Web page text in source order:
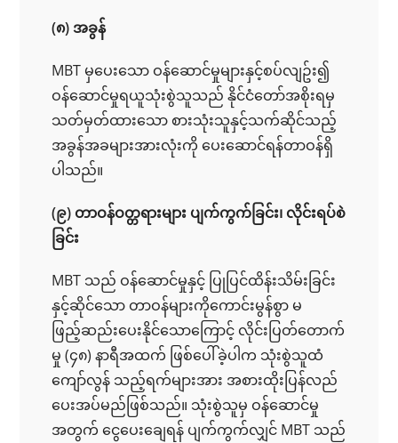
(၈) အခွန်
MBT မှပေးသော ဝန်ဆောင်မှုများနှင့်စပ်လျဥ်း၍
ဝန်ဆောင်မှုရယူသုံးစွဲသူသည် နိုင်ငံတော်အစိုးရမှ
သတ်မှတ်ထားသော စားသုံးသူနှင့်သက်ဆိုင်သည့်
အခွန်အခများအားလုံးကို ပေးဆောင်ရန်တာဝန်ရှိ
ပါသည်။
(၉) တာဝန်ဝတ္တရားများ ပျက်ကွက်ခြင်း၊ လိုင်းရပ်စဲ
ခြင်း
MBT သည် ဝန်ဆောင်မှုနှင့် ပြုပြင်ထိန်းသိမ်းခြင်း
နှင့်ဆိုင်သော တာဝန်များကိုကောင်းမွန်စွာ မ
ဖြည့်ဆည်းပေးနိုင်သောကြောင့် လိုင်းပြတ်တောက်
မှု (၄၈) နာရီအထက် ဖြစ်ပေါ်ခဲ့ပါက သုံးစွဲသူထံ
ကျော်လွန် သည့်ရက်များအား အစားထိုးပြန်လည်
ပေးအပ်မည်ဖြစ်သည်။ သုံးစွဲသူမှ ဝန်ဆောင်မှု
အတွက် ငွေပေးချေရန် ပျက်ကွက်လျှင် MBT သည်